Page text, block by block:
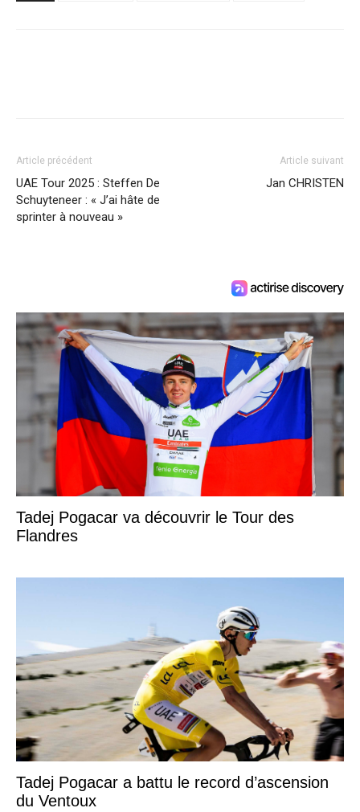
Article précédent
UAE Tour 2025 : Steffen De
Schuyteneer : « J’ai hâte de
sprinter à nouveau »
Article suivant
Jan CHRISTEN
Tadej Pogacar va découvrir le Tour des
Flandres
Tadej Pogacar a battu le record d’ascension
du Ventoux